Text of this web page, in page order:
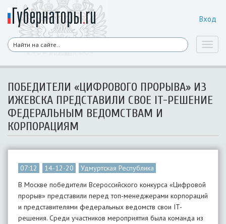
Вход
ПОБЕДИТЕЛИ «ЦИФРОВОГО ПРОРЫВА» ИЗ
ИЖЕВСКА ПРЕДСТАВИЛИ СВОЕ IT-РЕШЕНИЕ
ФЕДЕРАЛЬНЫМ ВЕДОМСТВАМ И
КОРПОРАЦИЯМ
07:12 14-12-20
Удмуртская Республика
В Москве победители Всероссийского конкурса «Цифровой
прорыв» представили перед топ-менеджерами корпораций
и представителями федеральных ведомств свои IT-
решения. Среди участников мероприятия была команда из